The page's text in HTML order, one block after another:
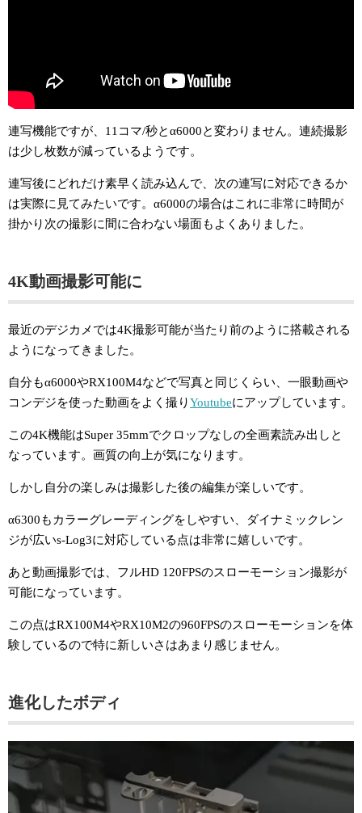
連写機能ですが、11コマ/秒とα6000と変わりません。連続撮影
は少し枚数が減っているようです。
連写後にどれだけ素早く読み込んで、次の連写に対応できるか
は実際に見てみたいです。α6000の場合はこれに非常に時間が
掛かり次の撮影に間に合わない場面もよくありました。
4K動画撮影可能に
最近のデジカメでは4K撮影可能が当たり前のように搭載される
ようになってきました。
自分もα6000やRX100M4などで写真と同じくらい、一眼動画や
コンデジを使った動画をよく撮りYoutubeにアップしています。
この4K機能はSuper 35mmでクロップなしの全画素読み出しと
なっています。画質の向上が気になります。
しかし自分の楽しみは撮影した後の編集が楽しいです。
α6300もカラーグレーディングをしやすい、ダイナミックレン
ジが広いs-Log3に対応している点は非常に嬉しいです。
あと動画撮影では、フルHD 120FPSのスローモーション撮影が
可能になっています。
この点はRX100M4やRX10M2の960FPSのスローモーションを体
験しているので特に新しいさはあまり感じません。
進化したボディ